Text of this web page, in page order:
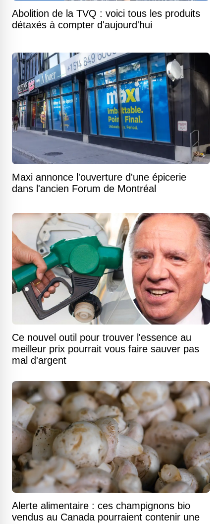
Abolition de la TVQ : voici tous les produits
détaxés à compter d'aujourd'hui
Maxi annonce l'ouverture d'une épicerie
dans l'ancien Forum de Montréal
Ce nouvel outil pour trouver l'essence au
meilleur prix pourrait vous faire sauver pas
mal d'argent
Alerte alimentaire : ces champignons bio
vendus au Canada pourraient contenir une